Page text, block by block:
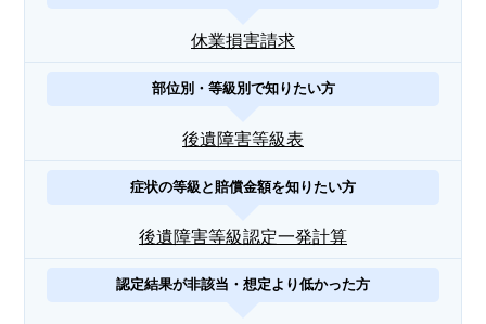
休業損害請求
部位別・等級別で知りたい方
後遺障害等級表
症状の等級と賠償金額を知りたい方
後遺障害等級認定一発計算
認定結果が非該当・想定より低かった方